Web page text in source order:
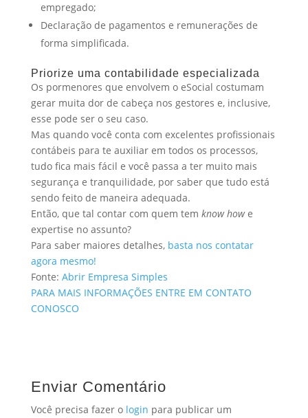
empregado;
Declaração de pagamentos e remunerações de
forma simplificada.
Priorize uma contabilidade especializada
Os pormenores que envolvem o eSocial costumam
gerar muita dor de cabeça nos gestores e, inclusive,
esse pode ser o seu caso.
Mas quando você conta com excelentes profissionais
contábeis para te auxiliar em todos os processos,
tudo fica mais fácil e você passa a ter muito mais
segurança e tranquilidade, por saber que tudo está
sendo feito de maneira adequada.
Então, que tal contar com quem tem know howe
expertise no assunto?
Para saber maiores detalhes, basta nos contatar
agora mesmo!
Fonte: Abrir Empresa Simples
PARA MAIS INFORMAÇÕES ENTRE EM CONTATO
CONOSCO
Enviar Comentário
Você precisa fazer o login para publicar um